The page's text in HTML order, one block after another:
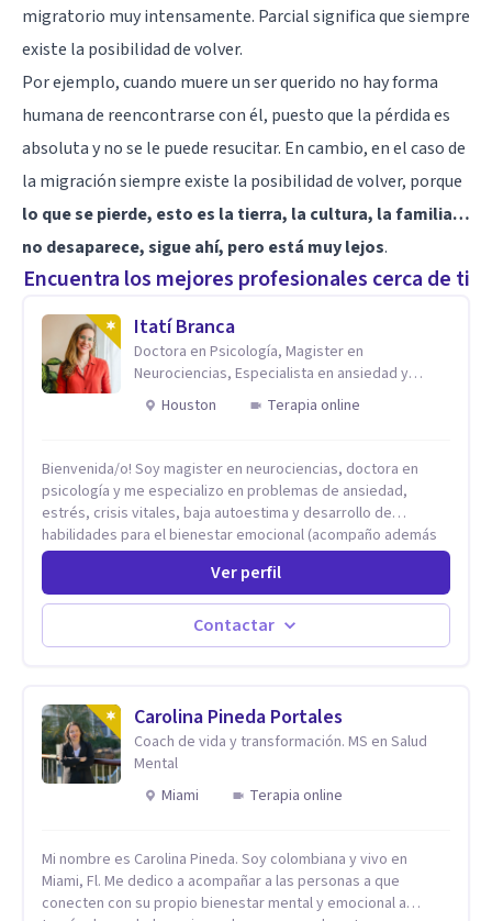
migratorio muy intensamente. Parcial significa que siempre
existe la posibilidad de volver.
Por ejemplo, cuando muere un ser querido no hay forma
humana de reencontrarse con él, puesto que la pérdida es
absoluta y no se le puede resucitar. En cambio, en el caso de
la migración siempre existe la posibilidad de volver, porque
lo que se pierde, esto es la tierra, la cultura, la familia…
no desaparece, sigue ahí, pero está muy lejos.
Encuentra los mejores profesionales cerca de ti
Itatí Branca
Doctora en Psicología, Magister en
Neurociencias, Especialista en ansiedad y
mindfulness
Houston Terapia online
Bienvenida/o! Soy magister en neurociencias, doctora en
psicología y me especializo en problemas de ansiedad,
estrés, crisis vitales, baja autoestima y desarrollo de
habilidades para el bienestar emocional (acompaño además
problemáticas como la desregulación emocional, tendencias
perfeccionistas, liderazgo, problemas de sueño, depresión,
entre otras).
Ver perfil
Contactar
Carolina Pineda Portales
Coach de vida y transformación. MS en Salud
Mental
Miami
Terapia online
Mi nombre es Carolina Pineda. Soy colombiana y vivo en
Miami, Fl. Me dedico a acompañar a las personas a que
conecten con su propio bienestar mental y emocional a